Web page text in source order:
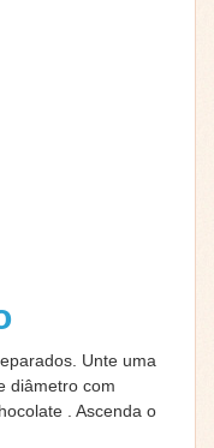
Unte uma
diâmetro com
. Ascenda o